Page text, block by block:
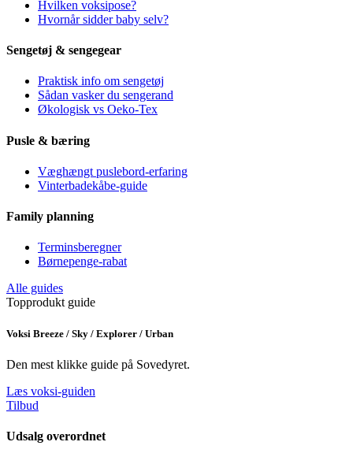
Hvilken voksipose?
Hvornår sidder baby selv?
Sengetøj & sengegear
Praktisk info om sengetøj
Sådan vasker du sengerand
Økologisk vs Oeko-Tex
Pusle & bæring
Væghængt puslebord-erfaring
Vinterbadekåbe-guide
Family planning
Terminsberegner
Børnepenge-rabat
Alle guides
Topprodukt guide
Voksi Breeze / Sky / Explorer / Urban
Den mest klikke guide på Sovedyret.
Læs voksi-guiden
Tilbud
Udsalg overordnet